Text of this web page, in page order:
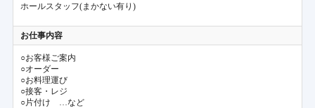
ホールスタッフ(まかない有り)
お仕事内容
○お客様ご案内
○オーダー
○お料理運び
○接客・レジ
○片付け …など